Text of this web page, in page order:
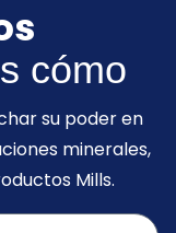
cómo
su poder en
minerales,
Mills.